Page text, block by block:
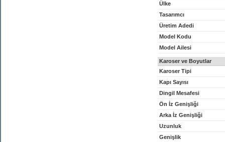
Ülke
Tasarımcı
Üretim Adedi
Model Kodu
Model Ailesi
Karoser ve Boyutlar
Karoser Tipi
Kapı Sayısı
Dingil Mesafesi
Ön İz Genişliği
Arka İz Genişliği
Uzunluk
Genişlik